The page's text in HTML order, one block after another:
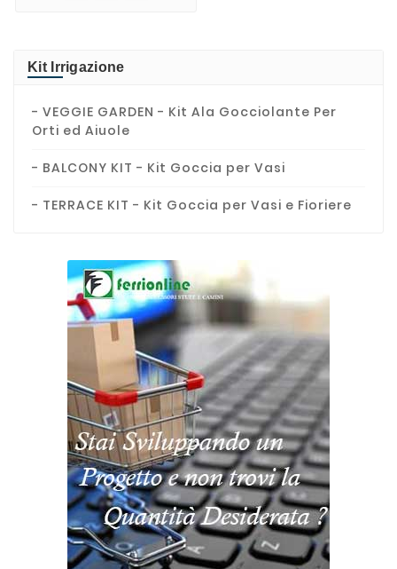
Kit Irrigazione
- VEGGIE GARDEN - Kit Ala Gocciolante Per
Orti ed Aiuole
- BALCONY KIT - Kit Goccia per Vasi
- TERRACE KIT - Kit Goccia per Vasi e Fioriere